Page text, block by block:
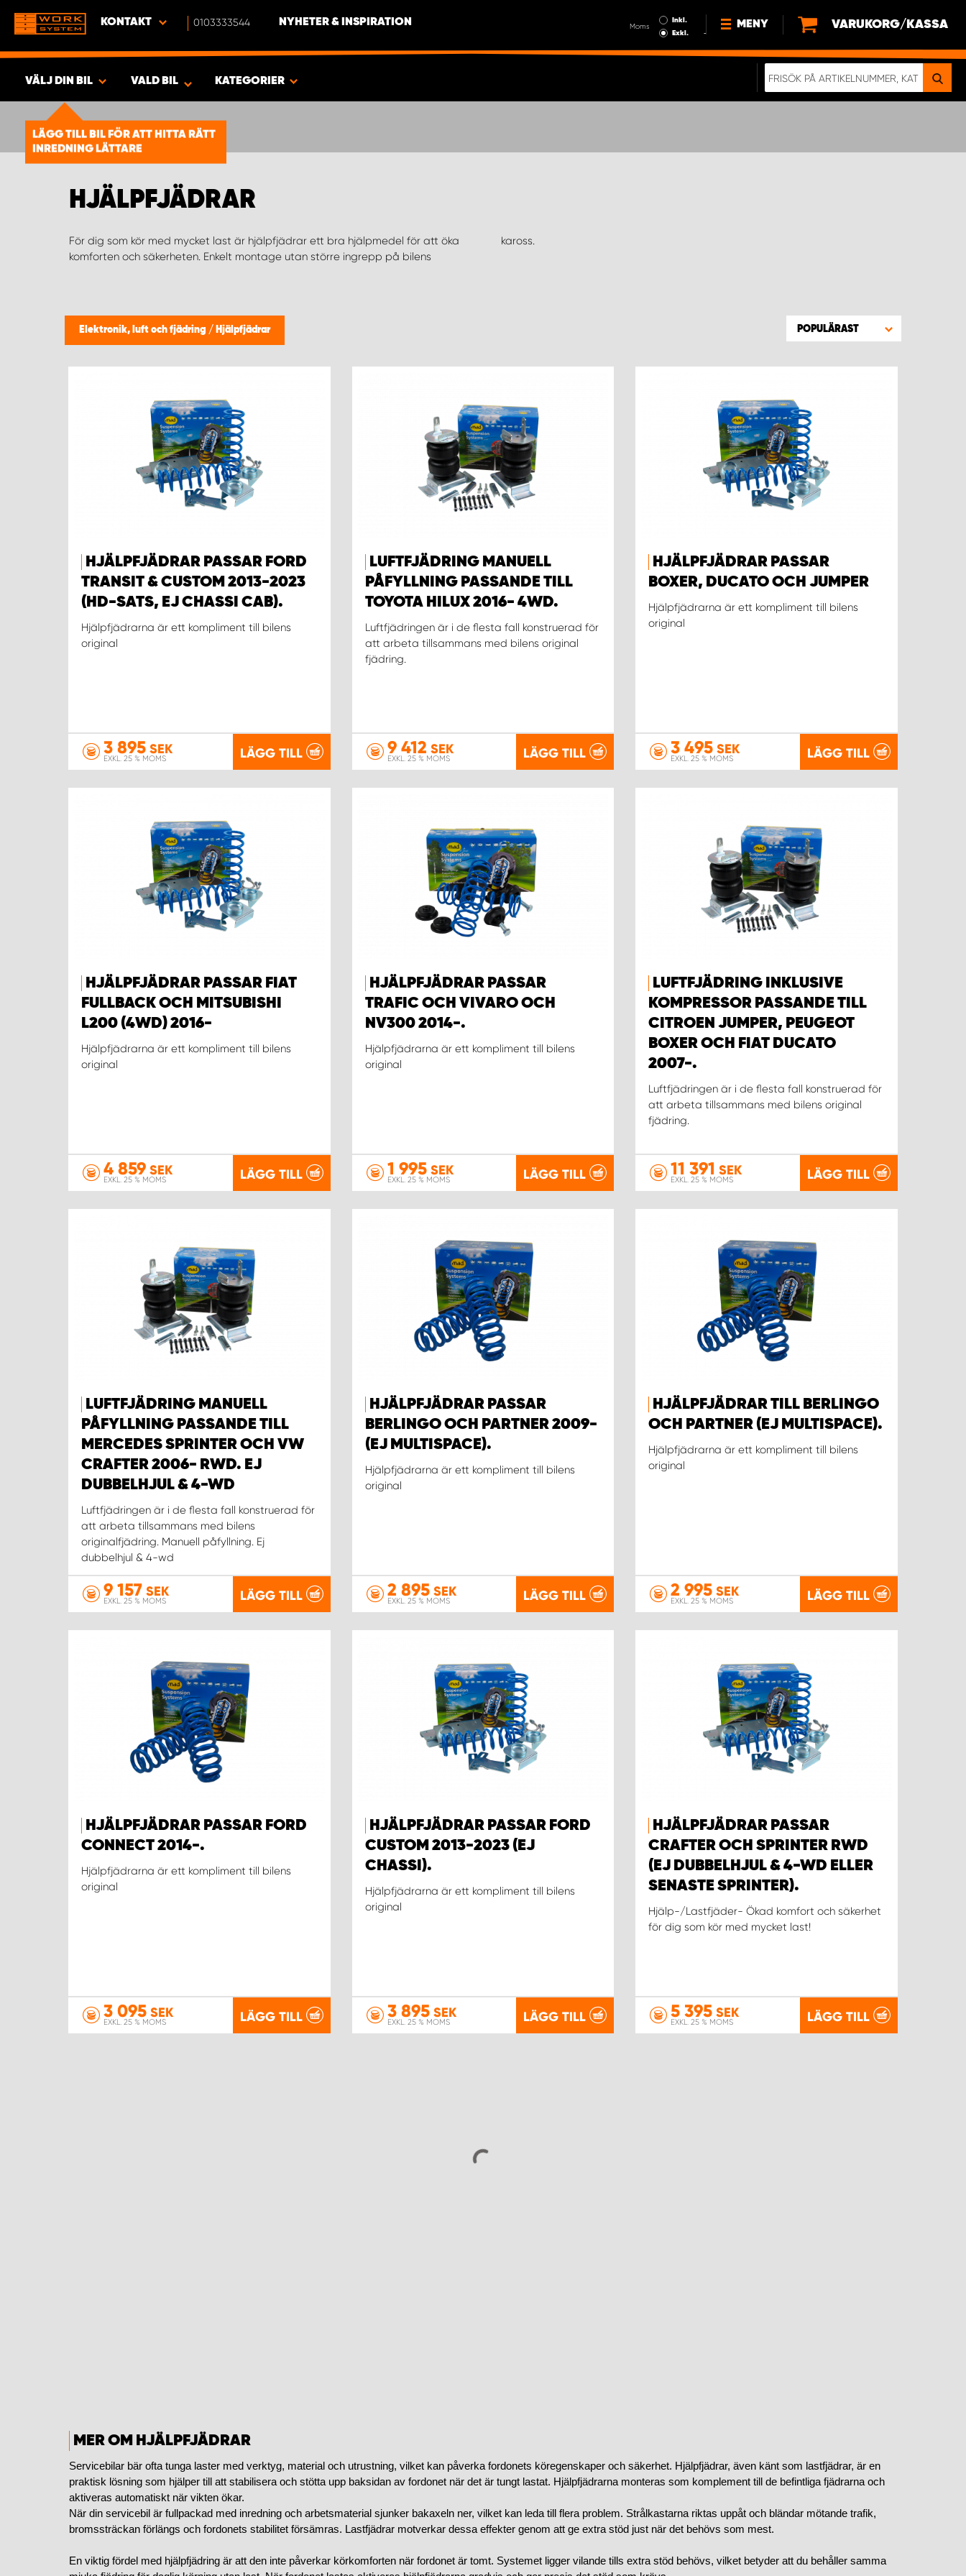
KONTAKT 0103333544 NYHETER & INSPIRATION Moms
Inkl.
Exkl.
MENY
NYHETER
VARUKORG/KASSA
VÄLJ DIN BIL
LÄGG TILL BIL FÖR ATT HITTA RÄTT
INREDNING LÄTTARE
SÖK & VISA RESULTAT - 2023
PRODUKTER
VALD BIL KATEGORIER
HJÄLPFJÄDRAR
För dig som kör med mycket last är hjälpfjädrar ett bra hjälpmedel för att öka
komforten och säkerheten. Enkelt montage utan större ingrepp på bilens
kaross.
Elektronik, luft och fjädring / Hjälpfjädrar POPULÄRAST
HJÄLPFJÄDRAR PASSAR FORD
TRANSIT & CUSTOM 2013-2023
(HD-SATS, EJ CHASSI CAB).
Hjälpfjädrarna är ett kompliment till bilens
original
3 895 SEK
EXKL. 25 % MOMS LÄGG TILL
LUFTFJÄDRING MANUELL
PÅFYLLNING PASSANDE TILL
TOYOTA HILUX 2016- 4WD.
Luftfjädringen är i de flesta fall konstruerad för
att arbeta tillsammans med bilens original
fjädring.
9 412 SEK
EXKL. 25 % MOMS LÄGG TILL
HJÄLPFJÄDRAR PASSAR
BOXER, DUCATO OCH JUMPER
Hjälpfjädrarna är ett kompliment till bilens
original
3 495 SEK
EXKL. 25 % MOMS LÄGG TILL
HJÄLPFJÄDRAR PASSAR FIAT
FULLBACK OCH MITSUBISHI
L200 (4WD) 2016-
Hjälpfjädrarna är ett kompliment till bilens
original
4 859 SEK
EXKL. 25 % MOMS LÄGG TILL
HJÄLPFJÄDRAR PASSAR
TRAFIC OCH VIVARO OCH
NV300 2014-.
Hjälpfjädrarna är ett kompliment till bilens
original
1 995SEK
EXKL. 25 % MOMS LÄGG TILL
LUFTFJÄDRING INKLUSIVE
KOMPRESSOR PASSANDE TILL
CITROEN JUMPER, PEUGEOT
BOXER OCH FIAT DUCATO
2007-.
Luftfjädringen är i de flesta fall konstruerad för
att arbeta tillsammans med bilens original
fjädring.
11 391 SEK
EXKL. 25 % MOMS LÄGG TILL
LUFTFJÄDRING MANUELL
PÅFYLLNING PASSANDE TILL
MERCEDES SPRINTER OCH VW
CRAFTER 2006- RWD. EJ
DUBBELHJUL & 4-WD
Luftfjädringen är i de flesta fall konstruerad för
att arbeta tillsammans med bilens
originalfjädring. Manuell påfyllning. Ej
dubbelhjul & 4-wd
9 157 SEK
EXKL. 25 % MOMS LÄGG TILL
HJÄLPFJÄDRAR PASSAR
BERLINGO OCH PARTNER 2009-
(EJ MULTISPACE).
Hjälpfjädrarna är ett kompliment till bilens
original
2 895SEK
EXKL. 25 % MOMS LÄGG TILL
HJÄLPFJÄDRAR TILL BERLINGO
OCH PARTNER (EJ MULTISPACE).
Hjälpfjädrarna är ett kompliment till bilens
original
2 995 SEK
EXKL. 25 % MOMS LÄGG TILL
HJÄLPFJÄDRAR PASSAR FORD
CONNECT 2014-.
Hjälpfjädrarna är ett kompliment till bilens
original
3 095 SEK
EXKL. 25 % MOMS LÄGG TILL
HJÄLPFJÄDRAR PASSAR FORD
CUSTOM 2013-2023 (EJ
CHASSI).
Hjälpfjädrarna är ett kompliment till bilens
original
3 895SEK
EXKL. 25 % MOMS LÄGG TILL
HJÄLPFJÄDRAR PASSAR
CRAFTER OCH SPRINTER RWD
(EJ DUBBELHJUL & 4-WD ELLER
SENASTE SPRINTER).
Hjälp-/Lastfjäder- Ökad komfort och säkerhet
för dig som kör med mycket last!
5 395 SEK
EXKL. 25 % MOMS LÄGG TILL
MER OM HJÄLPFJÄDRAR
Servicebilar bär ofta tunga laster med verktyg, material och utrustning, vilket kan påverka fordonets köregenskaper och säkerhet. Hjälpfjädrar, även känt som lastfjädrar, är en
praktisk lösning som hjälper till att stabilisera och stötta upp baksidan av fordonet när det är tungt lastat. Hjälpfjädrarna monteras som komplement till de befintliga fjädrarna och
aktiveras automatiskt när vikten ökar.
När din servicebil är fullpackad med inredning och arbetsmaterial sjunker bakaxeln ner, vilket kan leda till flera problem. Strålkastarna riktas uppåt och bländar mötande trafik,
bromssträckan förlängs och fordonets stabilitet försämras. Lastfjädrar motverkar dessa effekter genom att ge extra stöd just när det behövs som mest.
En viktig fördel med hjälpfjädring är att den inte påverkar körkomforten när fordonet är tomt. Systemet ligger vilande tills extra stöd behövs, vilket betyder att du behåller samma